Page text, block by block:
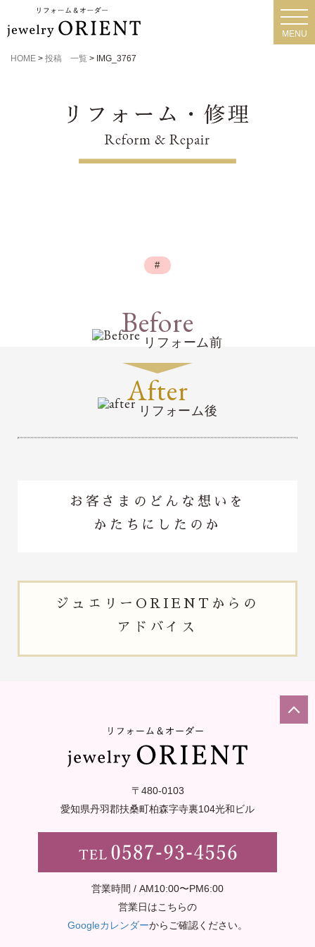
MENU
HOME > 投稿 一覧 > IMG_3767
#
Before
リフォーム前
After
リフォーム後
お客さまのどんな想いを
かたちにしたのか
ジュエリー ORIENTからの
アドバイス
〒480-0103
愛知県丹羽郡扶桑町柏森字寺裏104光和ビル
営業時間 / AM10:00〜PM6:00
営業日はこちらの
Googleカレンダーからご確認ください。